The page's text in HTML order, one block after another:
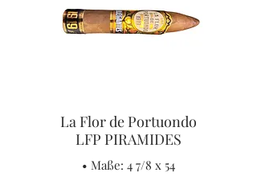
La Flor de Portuondo
LFP PIRAMIDES
• Maße: 4 7/8 x 54